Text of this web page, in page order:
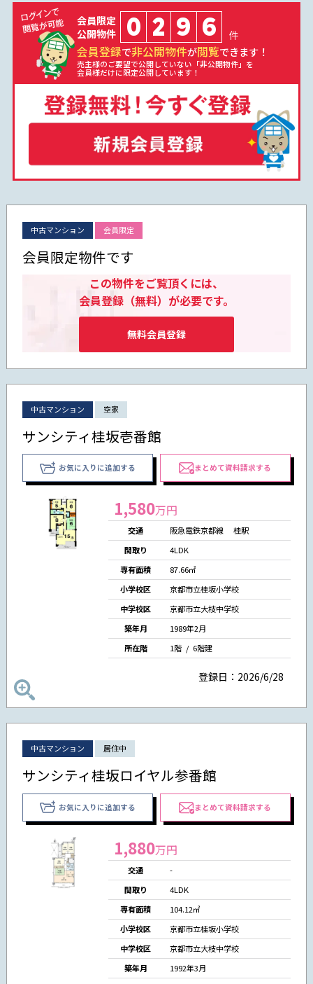
会員限定
公開物件
0 2 9 6 件
会員登録で非公開物件が閲覧できます！
売主様のご要望で公開していない「非公開物件」を
会員様だけに限定公開しています！
中古マンション 会員限定
会員限定物件です
この物件をご覧頂くには、
会員登録（無料）が必要です。
無料会員登録
中古マンション 空家
サンシティ桂坂壱番館
お気に入りに追加する まとめて資料請求する
1,580万円
交通
阪急電鉄京都線 桂駅
間取り
4LDK
専有面積
87.66㎡
小学校区
京都市立桂坂小学校
中学校区
京都市立大枝中学校
築年月
1989年2月
所在階
1階 / 6階建
登録日：2026/6/28
中古マンション 居住中
サンシティ桂坂ロイヤル参番館
お気に入りに追加する まとめて資料請求する
1,880万円
交通
-
間取り
4LDK
専有面積
104.12㎡
小学校区
京都市立桂坂小学校
中学校区
京都市立大枝中学校
築年月
1992年3月